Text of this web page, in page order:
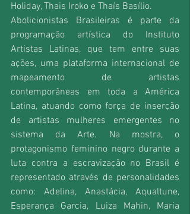
Holiday, Thais Iroko e Thaís Basílio.
Abolicionistas Brasileiras é parte da
programação artística do Instituto
Artistas Latinas, que tem entre suas
ações, uma plataforma internacional de
mapeamento de artistas
contemporâneas em toda a América
Latina, atuando como força de inserção
de artistas mulheres emergentes no
sistema da Arte. Na mostra, o
protagonismo feminino negro durante a
luta contra a escravização no Brasil é
representado através de personalidades
como: Adelina, Anastácia, Aqualtune,
Esperança Garcia, Luiza Mahin, Maria